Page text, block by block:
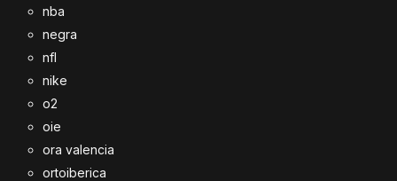
nba
negra
nfl
nike
o2
oie
ora valencia
ortoiberica